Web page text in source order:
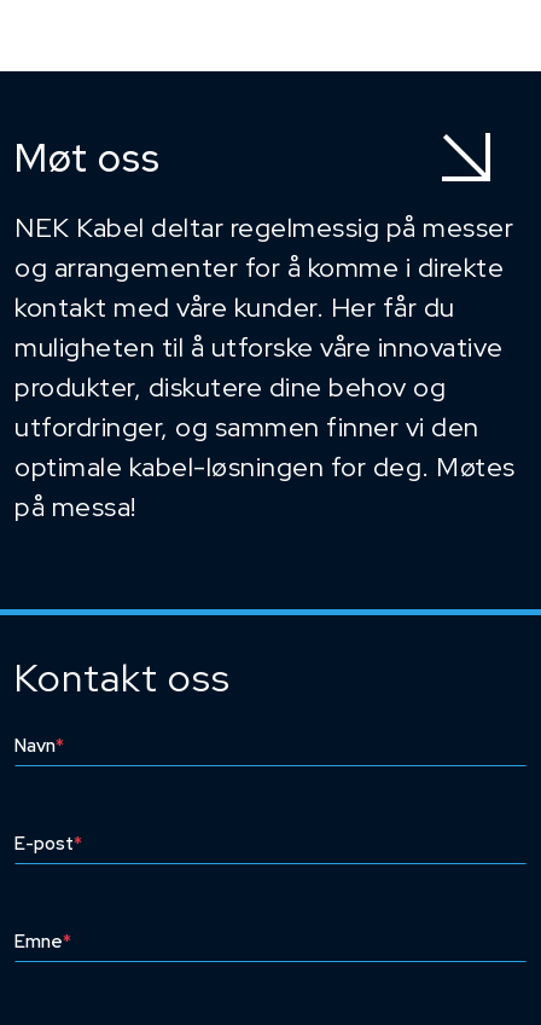
Møt oss
NEK Kabel deltar regelmessig på messer
og arrangementer for å komme i direkte
kontakt med våre kunder. Her får du
muligheten til å utforske våre innovative
produkter, diskutere dine behov og
utfordringer, og sammen finner vi den
optimale kabel-løsningen for deg. Møtes
på messa!
Kontakt oss
Navn*
E-post*
Emne*